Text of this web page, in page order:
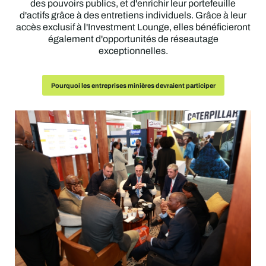
des pouvoirs publics, et d'enrichir leur portefeuille
d'actifs grâce à des entretiens individuels. Grâce à leur
accès exclusif à l'Investment Lounge, elles bénéficieront
également d'opportunités de réseautage
exceptionnelles.
Pourquoi les entreprises minières devraient participer
ainsi que des contacts qui les aideront à faire progresser
leurs activités.
Pourquoi les petites sociétés minières devraient participer
Pourquoi les prestataires de services miniers devraient participer
infrastructures ainsi que le renforcement des capacités.
Pourquoi les gouvernements devraient y participer
possibilités d'investissement dans le secteur minier.
Pourquoi les investisseurs devraient y assister
Pourquoi les acheteurs industriels en aval devraient participer
contribuer activement au débat.
Pourquoi les collectivités devraient y participer